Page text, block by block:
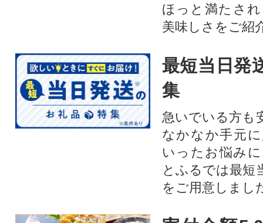
ほっと満たさ
美味しさをご紹
最短当日発
集
急いでいる方も
なかなか手元
いったお悩み
とふるでは最短
をご用意しまし